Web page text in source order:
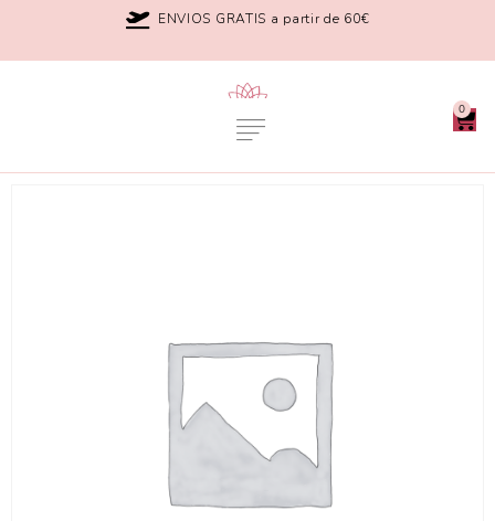
ENVIOS GRATIS a partir de 60€
0